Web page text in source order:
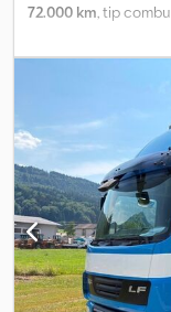
72.000 km , tip
Dotări:aer
MOTOR DIESEL/
Cilindree: 6693 cm³/
(MTMA): 160 q
Ampatament: 3.800
PLATFORMĂ FIXĂ,
1140 mm - Macara PM